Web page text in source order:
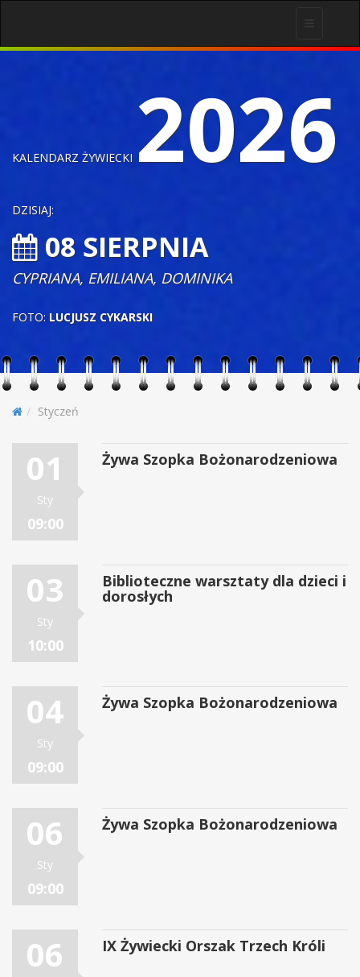
KALENDARZ ŻYWIECKI 2026
DZISIAJ:
08 SIERPNIA
CYPRIANA, EMILIANA, DOMINIKA
FOTO: LUCJUSZ CYKARSKI
Styczeń
01
Sty
09:00
Żywa Szopka Bożonarodzeniowa
03
Sty
10:00
Biblioteczne warsztaty dla dzieci i
dorosłych
04
Sty
09:00
Żywa Szopka Bożonarodzeniowa
06
Sty
09:00
Żywa Szopka Bożonarodzeniowa
06 IX Żywiecki Orszak Trzech Króli